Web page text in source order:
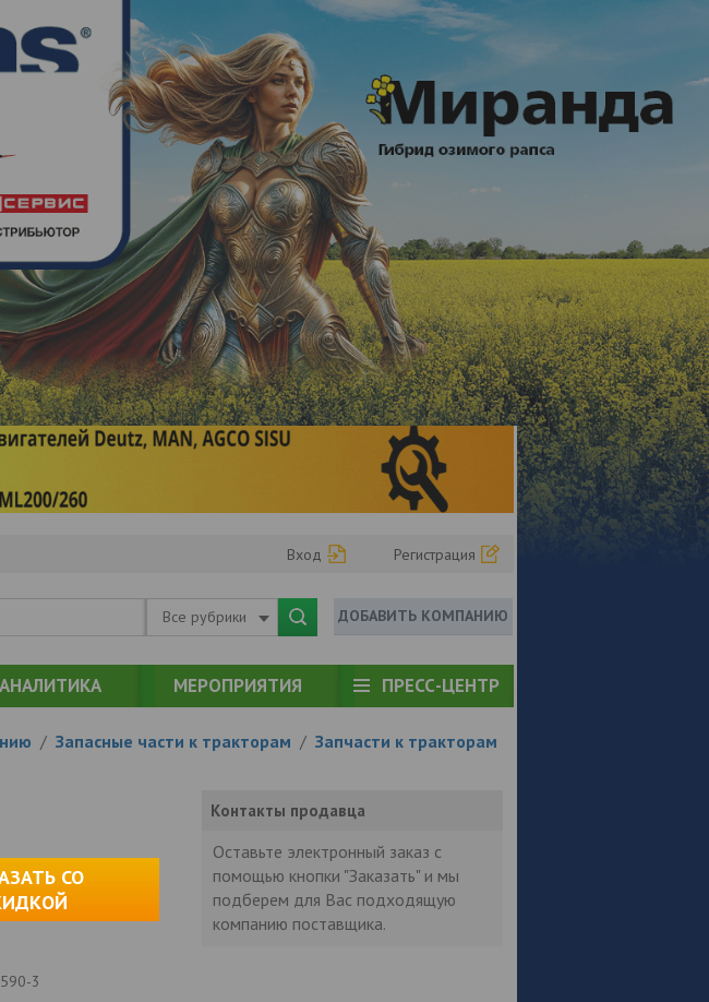
Вход Регистрация
Все рубрики ДОБАВИТЬ КОМПАНИЮ
АНАЛИТИКА МЕРОПРИЯТИЯ ПРЕСС-ЦЕНТР
/ Запасные части к тракторам / Запчасти к тракторам
СО
3
Контакты продавца
Оставьте электронный заказ с
помощью кнопки "Заказать" и мы
подберем для Вас подходящую
компанию поставщика.